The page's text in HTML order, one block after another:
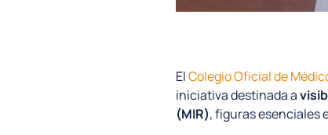
ElColegio Oficial de
iniciativa destinada a
(MIR), figuras esenciales